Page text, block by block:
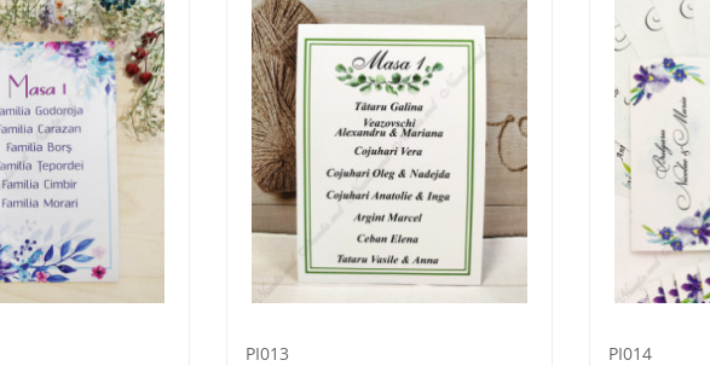
PI013 PI014